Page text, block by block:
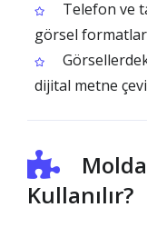
Telefon ve
görsel
dijital metne
Kullanılır?